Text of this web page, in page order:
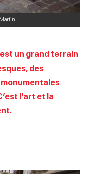
un grand terrain
des
l’art et la